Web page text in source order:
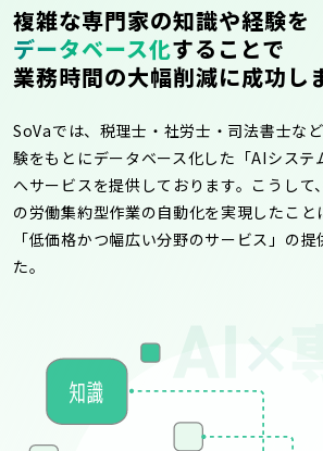
複雑な専門家の知識や経験を
データベース化することで
業務時間の大幅削減に成功し
SoVaでは、税理士・社労士・司法書士な
験をもとにデータベース化した「AIシステ
へサービスを提供しております。こうして
の労働集約型作業の自動化を実現したこと
「低価格かつ幅広い分野のサービス」の
た。